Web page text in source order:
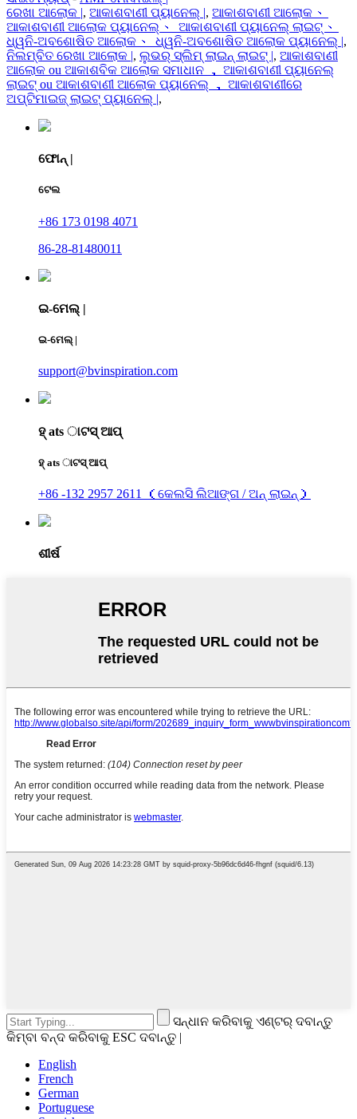
ରେଖା ଆଲୋକ |, ଆକାଶବାଣୀ ପ୍ୟାନେଲ୍ |, ଆକାଶବାଣୀ ଆଲୋକ 、
ଆକାଶବାଣୀ ଆଲୋକ ପ୍ୟାନେଲ୍ 、 ଆକାଶବାଣୀ ପ୍ୟାନେଲ୍ ଲାଇଟ୍ 、
ଧ୍ୱନି-ଅବଶୋଷିତ ଆଲୋକ 、 ଧ୍ୱନି-ଅବଶୋଷିତ ଆଲୋକ ପ୍ୟାନେଲ୍ |,
ନିଲମ୍ବିତ ରେଖା ଆଲୋକ |, ଲୁଭର୍ ସ୍ଲିମ୍ ଲାଇନ୍ ଲାଇଟ୍ |, ଆକାଶବାଣୀ
ଆଲୋକ ou ଆକାଶବିକ ଆଲୋକ ସମାଧାନ ， ଆକାଶବାଣୀ ପ୍ୟାନେଲ୍
ଲାଇଟ୍ ou ଆକାଶବାଣୀ ଆଲୋକ ପ୍ୟାନେଲ୍ ， ଆକାଶବାଣୀରେ
ଅପ୍ଟିମାଇଜ୍ ଲାଇଟ୍ ପ୍ୟାନେଲ୍ |,
ଫୋନ୍ |
ଟେଲ
+86 173 0198 4071
86-28-81480011
ଇ-ମେଲ୍ |
ଇ-ମେଲ୍ |
support@bvinspiration.com
ହ୍ ats ାଟସ୍ ଆପ୍
ହ୍ ats ାଟସ୍ ଆପ୍
+86 -132 2957 2611 （କେଲସି ଲିଆଙ୍ଗ / ଅନ୍ ଲାଇନ୍）
ଶୀର୍ଷ
ସନ୍ଧାନ କରିବାକୁ ଏଣ୍ଟର୍ ଦବାନ୍ତୁ
କିମ୍ବା ବନ୍ଦ କରିବାକୁ ESC ଦବାନ୍ତୁ |
English
French
German
Portuguese